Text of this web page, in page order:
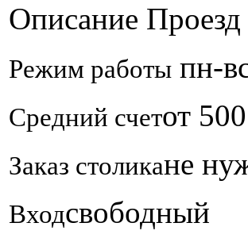
Описание Проезд
Режим работы пн-
Средний счетот
Заказ столикане
Входсвободный